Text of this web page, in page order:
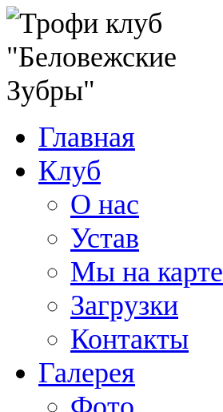
Главная
Клуб
О нас
Устав
Мы на карте
Загрузки
Контакты
Галерея